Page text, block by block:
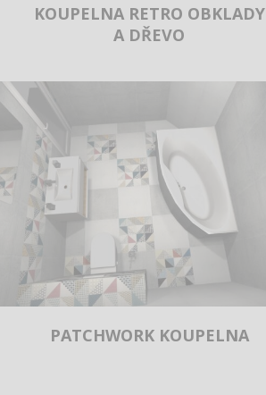
KOUPELNA RETRO OBKLADY
A DŘEVO
PATCHWORK KOUPELNA